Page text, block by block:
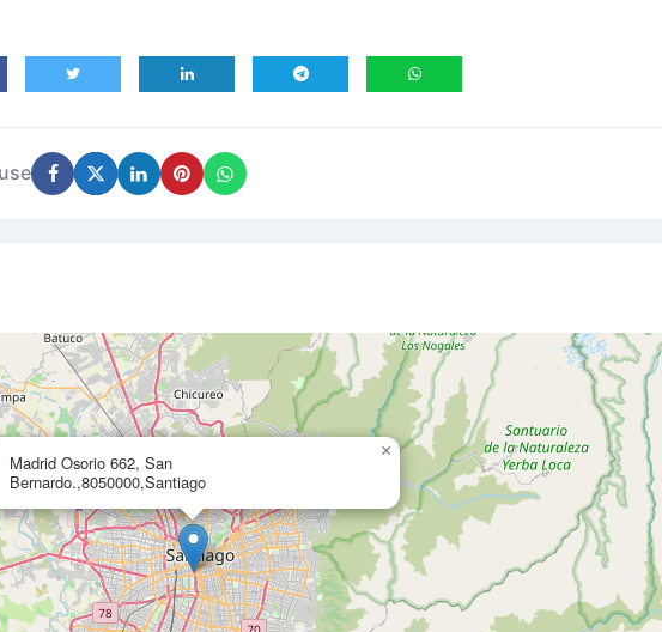
Madrid Osorio 662, San
Bernardo.,8050000,Santiago
×